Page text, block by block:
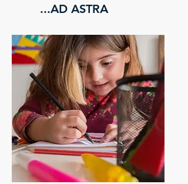
...AD ASTRA